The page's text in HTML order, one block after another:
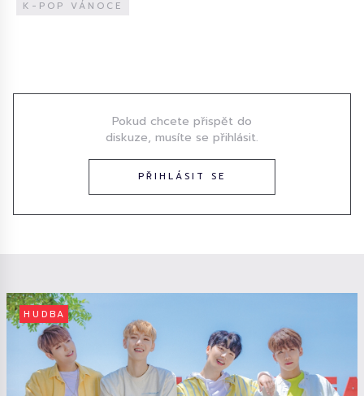
K-POP VÁNOCE
Pokud chcete přispět do
diskuze, musíte se přihlásit.
PŘIHLÁSIT SE
HUDBA